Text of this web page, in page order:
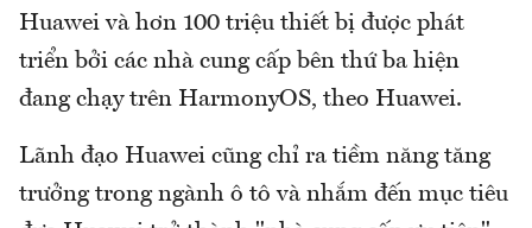
Huawei và hơn 100 triệu thiết bị được phát
triển bởi các nhà cung cấp bên thứ ba hiện
đang chạy trên HarmonyOS, theo Huawei.
Lãnh đạo Huawei cũng chỉ ra tiềm năng tăng
trưởng trong ngành ô tô và nhắm đến mục tiêu